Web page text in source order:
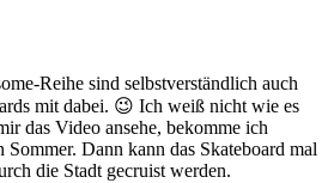
Reihe sind selbstverständlich auch
mit dabei. 😉 Ich weiß nicht wie es
das Video ansehe, bekomme ich
Dann kann das Skateboard mal
die Stadt gecruist werden.